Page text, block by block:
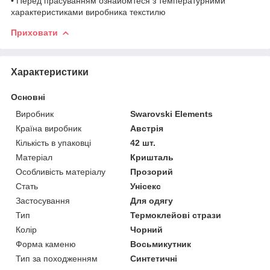
характеристиками виробника текстилю
Приховати
Характеристики
Основні
Виробник
Swarovski Elements
Країна виробник
Австрія
Кількість в упаковці
42 шт.
Матеріал
Кришталь
Особливість матеріалу
Прозорий
Стать
Унісекс
Застосування
Для одягу
Тип
Термоклейові стрази
Колір
Чорний
Форма каменю
Восьмикутник
Тип за походженням
Синтетичні